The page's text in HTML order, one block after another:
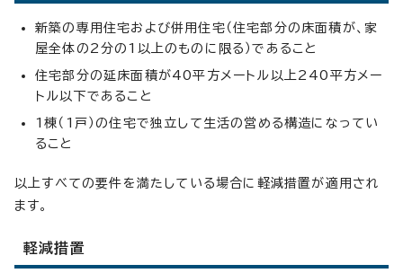
新築の専用住宅および併用住宅（住宅部分の床面積が、家
屋全体の2分の1以上のものに限る）であること
住宅部分の延床面積が40平方メートル以上240平方メー
トル以下であること
1棟（1戸）の住宅で独立して生活の営める構造になってい
ること
以上すべての要件を満たしている場合に軽減措置が適用され
ます。
軽減措置